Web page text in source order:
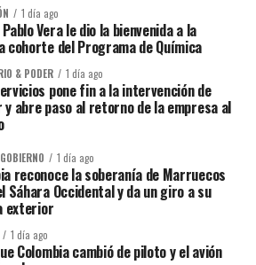
1 día ago
Vera le dio la bienvenida a la
cohorte del Programa de Química
& PODER 1 día ago
pone fin a la intervención de
y abre paso al retorno de la empresa al
1 día ago
reconoce la soberanía de Marruecos
Sáhara Occidental y da un giro a su
exterior
1 día ago
Colombia cambió de piloto y el avión